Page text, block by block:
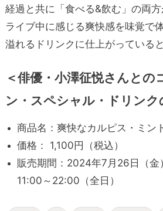
経過と共に「食べる&飲む」の両
ライブ中に感じる爽快感を味覚で
溢れるドリンクに仕上がっていると
＜俳優・小澤征悦さんとの
ン・スペシャル・ドリンク
商品名：爽快なカルピス・ミン
価格： 1,100円（税込）
販売期間：2024年7月26日（金
11:00～22:00（全日）